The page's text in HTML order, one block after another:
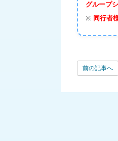
グループ
※ 同行者
前の記事へ